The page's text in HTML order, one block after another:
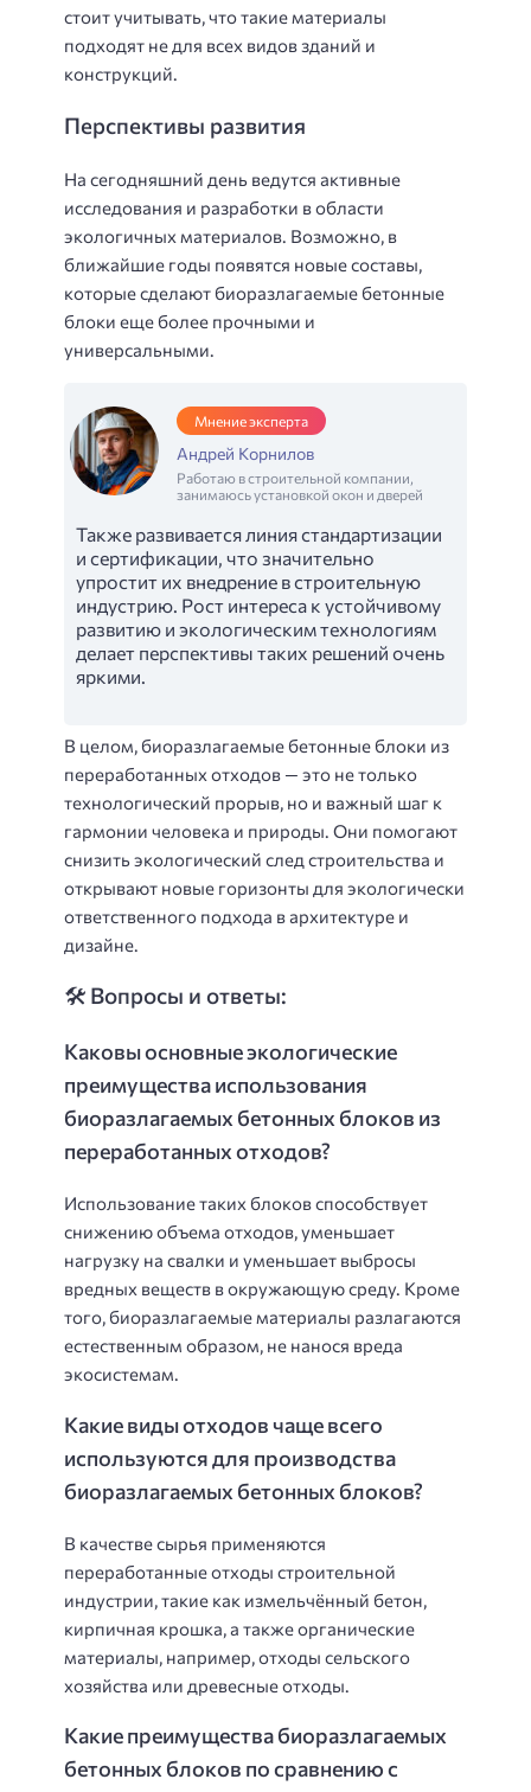
стоит учитывать, что такие материалы
подходят не для всех видов зданий и
конструкций.
Перспективы развития
На сегодняшний день ведутся активные
исследования и разработки в области
экологичных материалов. Возможно, в
ближайшие годы появятся новые составы,
которые сделают биоразлагаемые бетонные
блоки еще более прочными и
универсальными.
Мнение эксперта
Андрей Корнилов
Работаю в строительной компании,
занимаюсь установкой окон и дверей
Также развивается линия стандартизации
и сертификации, что значительно
упростит их внедрение в строительную
индустрию. Рост интереса к устойчивому
развитию и экологическим технологиям
делает перспективы таких решений очень
яркими.
В целом, биоразлагаемые бетонные блоки из
переработанных отходов — это не только
технологический прорыв, но и важный шаг к
гармонии человека и природы. Они помогают
снизить экологический след строительства и
открывают новые горизонты для экологически
ответственного подхода в архитектуре и
дизайне.
🛠️ Вопросы и ответы:
Каковы основные экологические
преимущества использования
биоразлагаемых бетонных блоков из
переработанных отходов?
Использование таких блоков способствует
снижению объема отходов, уменьшает
нагрузку на свалки и уменьшает выбросы
вредных веществ в окружающую среду. Кроме
того, биоразлагаемые материалы разлагаются
естественным образом, не нанося вреда
экосистемам.
Какие виды отходов чаще всего
используются для производства
биоразлагаемых бетонных блоков?
В качестве сырья применяются
переработанные отходы строительной
индустрии, такие как измельчённый бетон,
кирпичная крошка, а также органические
материалы, например, отходы сельского
хозяйства или древесные отходы.
Какие преимущества биоразлагаемых
бетонных блоков по сравнению с